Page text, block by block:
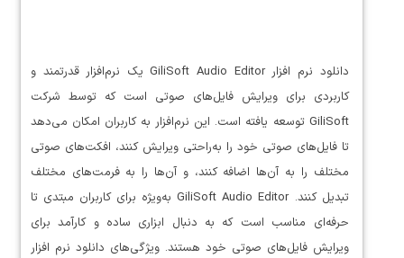
دانلود نرم افزار GiliSoft Audio Editor یک نرم‌افزار قدرتمند و
کاربردی برای ویرایش فایل‌های صوتی است که توسط شرکت
GiliSoft توسعه یافته است. این نرم‌افزار به کاربران امکان می‌دهد
تا فایل‌های صوتی خود را به‌راحتی ویرایش کنند، افکت‌های صوتی
مختلف را به آن‌ها اضافه کنند، و آن‌ها را به فرمت‌های مختلف
تبدیل کنند. GiliSoft Audio Editor به‌ویژه برای کاربران مبتدی تا
حرفه‌ای مناسب است که به دنبال ابزاری ساده و کارآمد برای
ویرایش فایل‌های صوتی خود هستند. ویژگی‌های دانلود نرم افزار